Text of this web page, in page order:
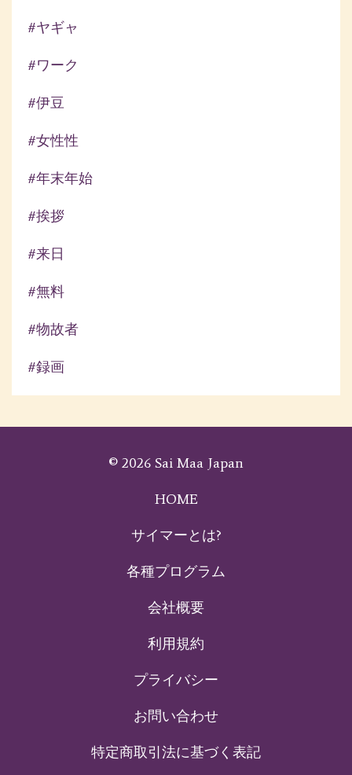
#ヤギャ
#ワーク
#伊豆
#女性性
#年末年始
#挨拶
#来日
#無料
#物故者
#録画
© 2026 Sai Maa Japan
HOME
サイマーとは?
各種プログラム
会社概要
利用規約
プライバシー
お問い合わせ
特定商取引法に基づく表記